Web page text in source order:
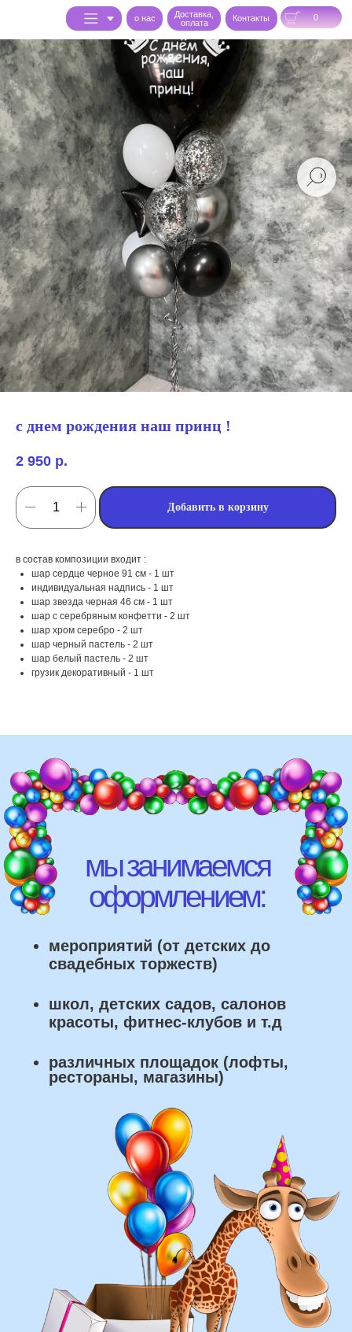
0
Доставка,
оплата
Контакты
o нас
с днем рождения наш принц !
2 950 р.
Добавить в корзину
в состав композиции входит :
шар сердце черное 91 см - 1 шт
индивидуальная надпись - 1 шт
шар звезда черная 46 см - 1 шт
шар с серебряным конфетти - 2 шт
шар хром серебро - 2 шт
шар черный пастель - 2 шт
шар белый пастель - 2 шт
грузик декоративный - 1 шт
мероприятий (от детских до
различных площадок (лофты,
рестораны, магазины)
составление различных фонтанов
оформление фотозон
фигуры любой сложности
что мы умеем делать из
воздушных шаров:
мы занимаемся
оформлением:
у вас есть фото шаров, и
вы хотите так же?